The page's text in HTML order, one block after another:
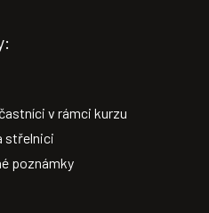
v rámci kurzu
střelnici
poznámky